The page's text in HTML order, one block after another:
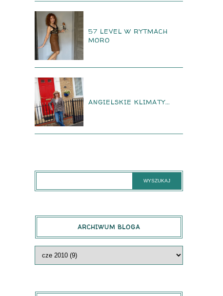
57 LEVEL W RYTMACH
MORO
ANGIELSKIE KLIMATY...
ARCHIWUM BLOGA